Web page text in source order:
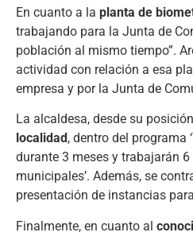
En cuanto a la planta de
trabajando para la Junta de
población al mismo tiempo”.
actividad con relación a esa
empresa y por la Junta de
La alcaldesa, desde su
localidad , dentro del programa
durante 3 meses y trabajarán
municipales’. Además, se
presentación de instancias
Finalmente, en cuanto al